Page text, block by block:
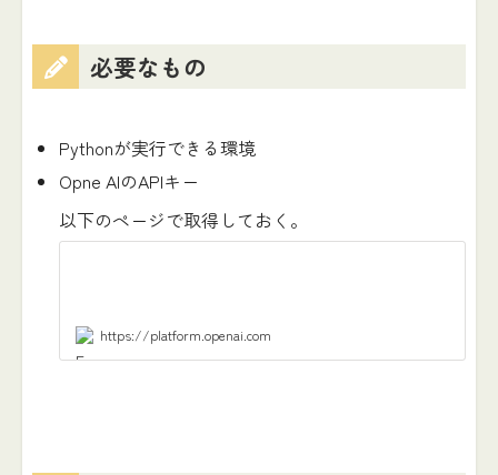
必要なもの
Pythonが実行できる環境
Opne AIのAPIキー
以下のページで取得しておく。
https://platform.openai.com